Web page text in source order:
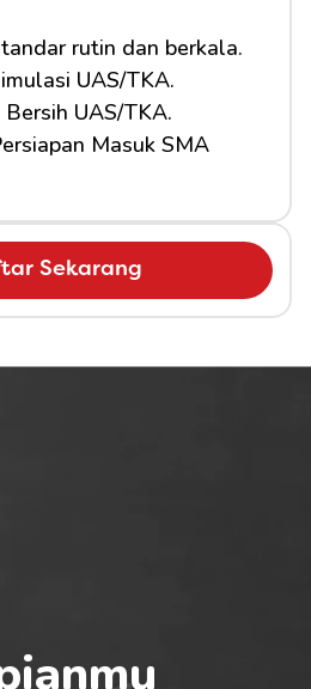
Sekarang
rutin dan berkala.
UAS/TKA.
UAS/TKA.
Masuk SMA